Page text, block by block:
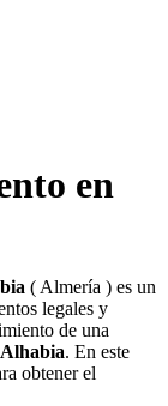
en
( Almería ) es un
legales y
de una
Alhabia. En este
obtener el